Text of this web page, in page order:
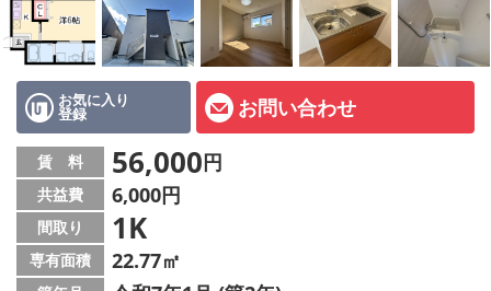
LINE公式アカウント
店舗情報·アクセス
会社概要
メールでお問い合わせ
お気に入り
登録 お問い合わせ
賃 料 56,000円
共益費 6,000円
間取り 1K
専有面積 22.77㎡